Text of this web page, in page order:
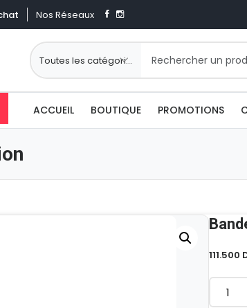
Nos Réseaux
ACCUEIL BOUTIQUE PROMOTIONS
111.500
quantité